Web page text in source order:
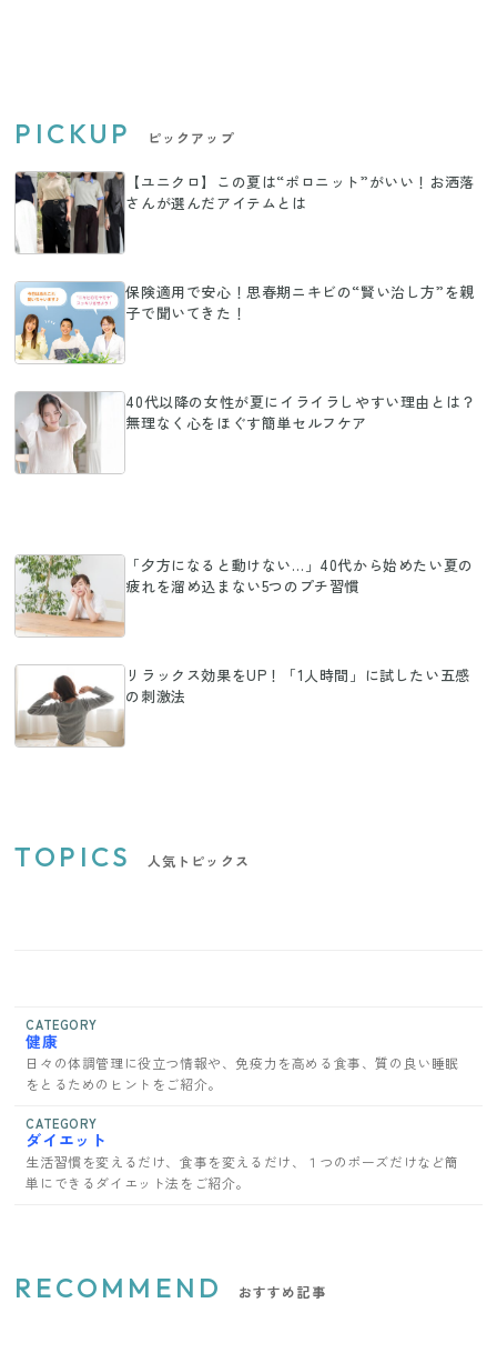
PICKUP ピックアップ
【ユニクロ】この夏は“ポロニット”がいい！お洒落
さんが選んだアイテムとは
保険適用で安心！思春期ニキビの“賢い治し方”を親
子で聞いてきた！
40代以降の女性が夏にイライラしやすい理由とは？
無理なく心をほぐす簡単セルフケア
「夕方になると動けない…」40代から始めたい夏の
疲れを溜め込まない5つのプチ習慣
リラックス効果をUP！「1人時間」に試したい五感
の刺激法
TOPICS 人気トピックス
CATEGORY
健康
日々の体調管理に役立つ情報や、免疫力を高める食事、質の良い睡眠
をとるためのヒントをご紹介。
CATEGORY
ダイエット
生活習慣を変えるだけ、食事を変えるだけ、１つのポーズだけなど簡
単にできるダイエット法をご紹介。
RECOMMEND おすすめ記事